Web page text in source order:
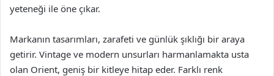
yeteneği ile öne çıkar.
Markanın tasarımları, zarafeti ve günlük şıklığı bir araya
getirir. Vintage ve modern unsurları harmanlamakta usta
olan Orient, geniş bir kitleye hitap eder. Farklı renk